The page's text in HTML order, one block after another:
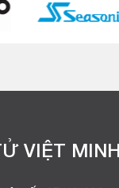
VIỆT MINH